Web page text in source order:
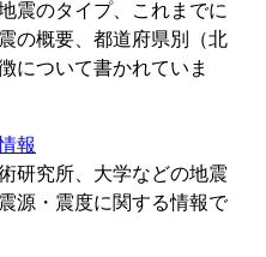
震のタイプ、これまでに
の概要、都道府県別（北
について書かれていま
報
研究所、大学などの地震
源・震度に関する情報で